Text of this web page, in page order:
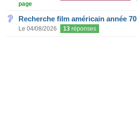
page
Recherche film américain année 70
Le 04/08/2026 13 réponses